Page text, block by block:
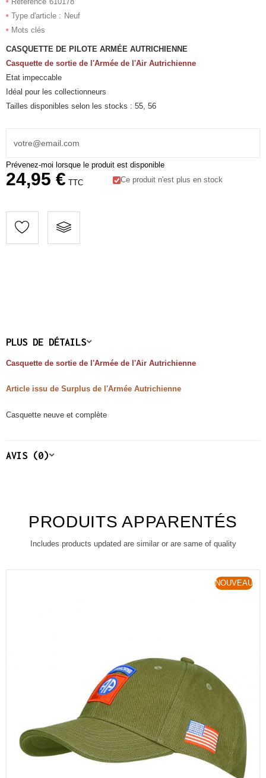
Type d'article : Neuf
Mots clés
CASQUETTE DE PILOTE ARMÉE AUTRICHIENNE
Casquette de sortie de l'Armée de l'Air Autrichienne
Etat impeccable
Idéal pour les collectionneurs
Tailles disponibles selon les stocks : 55, 56
Prévenez-moi lorsque le produit est disponible
24,95 € TTC Ce produit n'est plus en stock
PLUS DE DÉTAILS
Casquette de sortie de l'Armée de l'Air Autrichienne
Article issu de Surplus de l'Armée Autrichienne
Casquette neuve et complète
AVIS (0)
PRODUITS APPARENTÉS
Includes products updated are similar or are same of quality
NOUVEAU